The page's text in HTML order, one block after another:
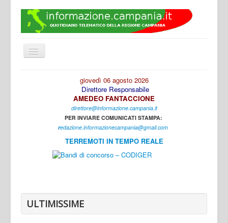
Cambia
navigazione
Caserta
giovedì 06 agosto 2026
Direttore Responsabile
AMEDEO FANTACCIONE
direttore@informazione.campania.it
PER INVIARE COMUNICATI STAMPA:
redazione.informazionecampania@gmail.com
TERREMOTI IN TEMPO REALE
ULTIMISSIME